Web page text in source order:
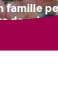
famille
de